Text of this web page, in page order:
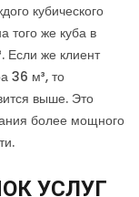
кубического
того же куба в
Если же клиент
36 м³, то
выше. Это
более мощного
УСЛУГ